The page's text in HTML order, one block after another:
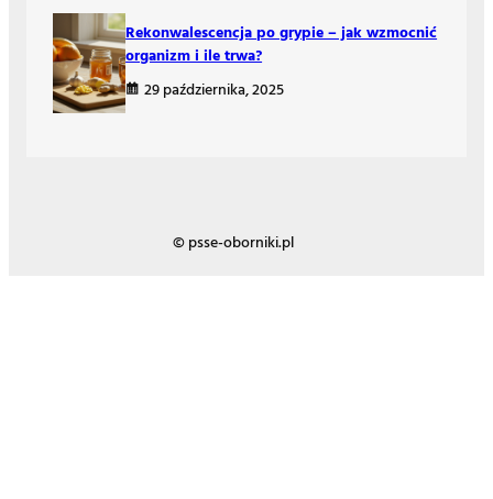
Rekonwalescencja po grypie – jak wzmocnić
organizm i ile trwa?
29 października, 2025
© psse-oborniki.pl